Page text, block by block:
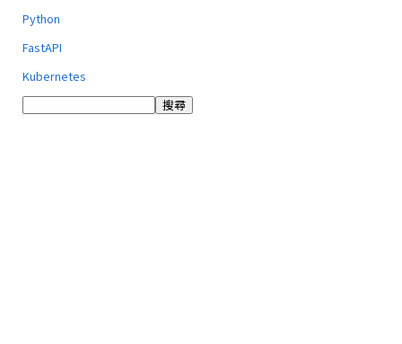
Python
FastAPI
Kubernetes